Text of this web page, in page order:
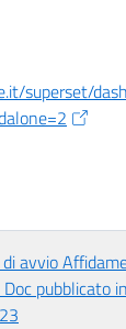
superset/
avvio
pubblicato